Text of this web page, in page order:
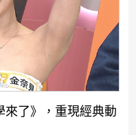
來了》，重現經典動